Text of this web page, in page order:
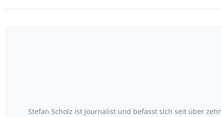
Stefan Scholz ist Journalist und befasst sich seit über